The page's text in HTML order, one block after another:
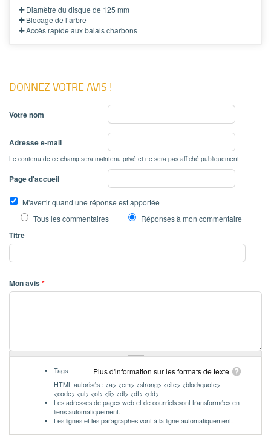
Diamètre du disque de 125 mm
Blocage de l’arbre
Accès rapide aux balais charbons
DONNEZ VOTRE AVIS !
Votre nom
Adresse e-mail
Le contenu de ce champ sera maintenu privé et ne sera pas affiché publiquement.
Page d'accueil
M'avertir quand une réponse est apportée
Tous les commentaires
Réponses à mon commentaire
Titre
Mon avis*
Plus d'information sur les formats de texte
Tags
HTML autorisés : <a> <em> <strong> <cite> <blockquote>
<code> <ul> <ol> <li> <dl> <dt> <dd>
Les adresses de pages web et de courriels sont transformées en
liens automatiquement.
Les lignes et les paragraphes vont à la ligne automatiquement.